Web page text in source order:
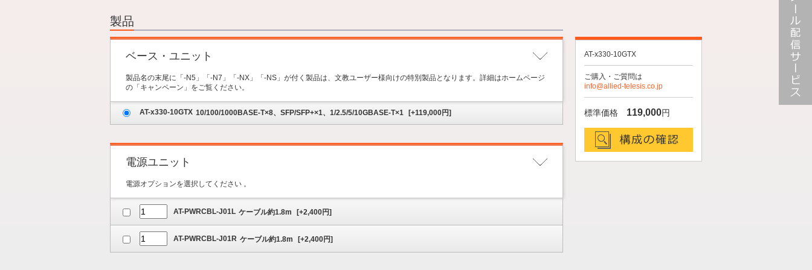
3.保守サービス
4.内容の確認
製品
ベース・ユニット
製品名の末尾に「-N5」「-N7」「-NX」「-NS」が付く製品は、文教ユーザー様向けの特別製品となります。詳細はホームページ
の「キャンペーン」をご覧ください。
AT-x330-10GTX 10/100/1000BASE-T×8、SFP/SFP+×1、1/2.5/5/10GBASE-T×1 [+119,000円]
電源ユニット
電源オプションを選択してください 。
AT-PWRCBL-J01L ケーブル約1.8m [+2,400円]
AT-PWRCBL-J01R ケーブル約1.8m [+2,400円]
AT-x330-10GTX
ご購入・ご質問は
info@allied-telesis.co.jp
標準価格 119,000円